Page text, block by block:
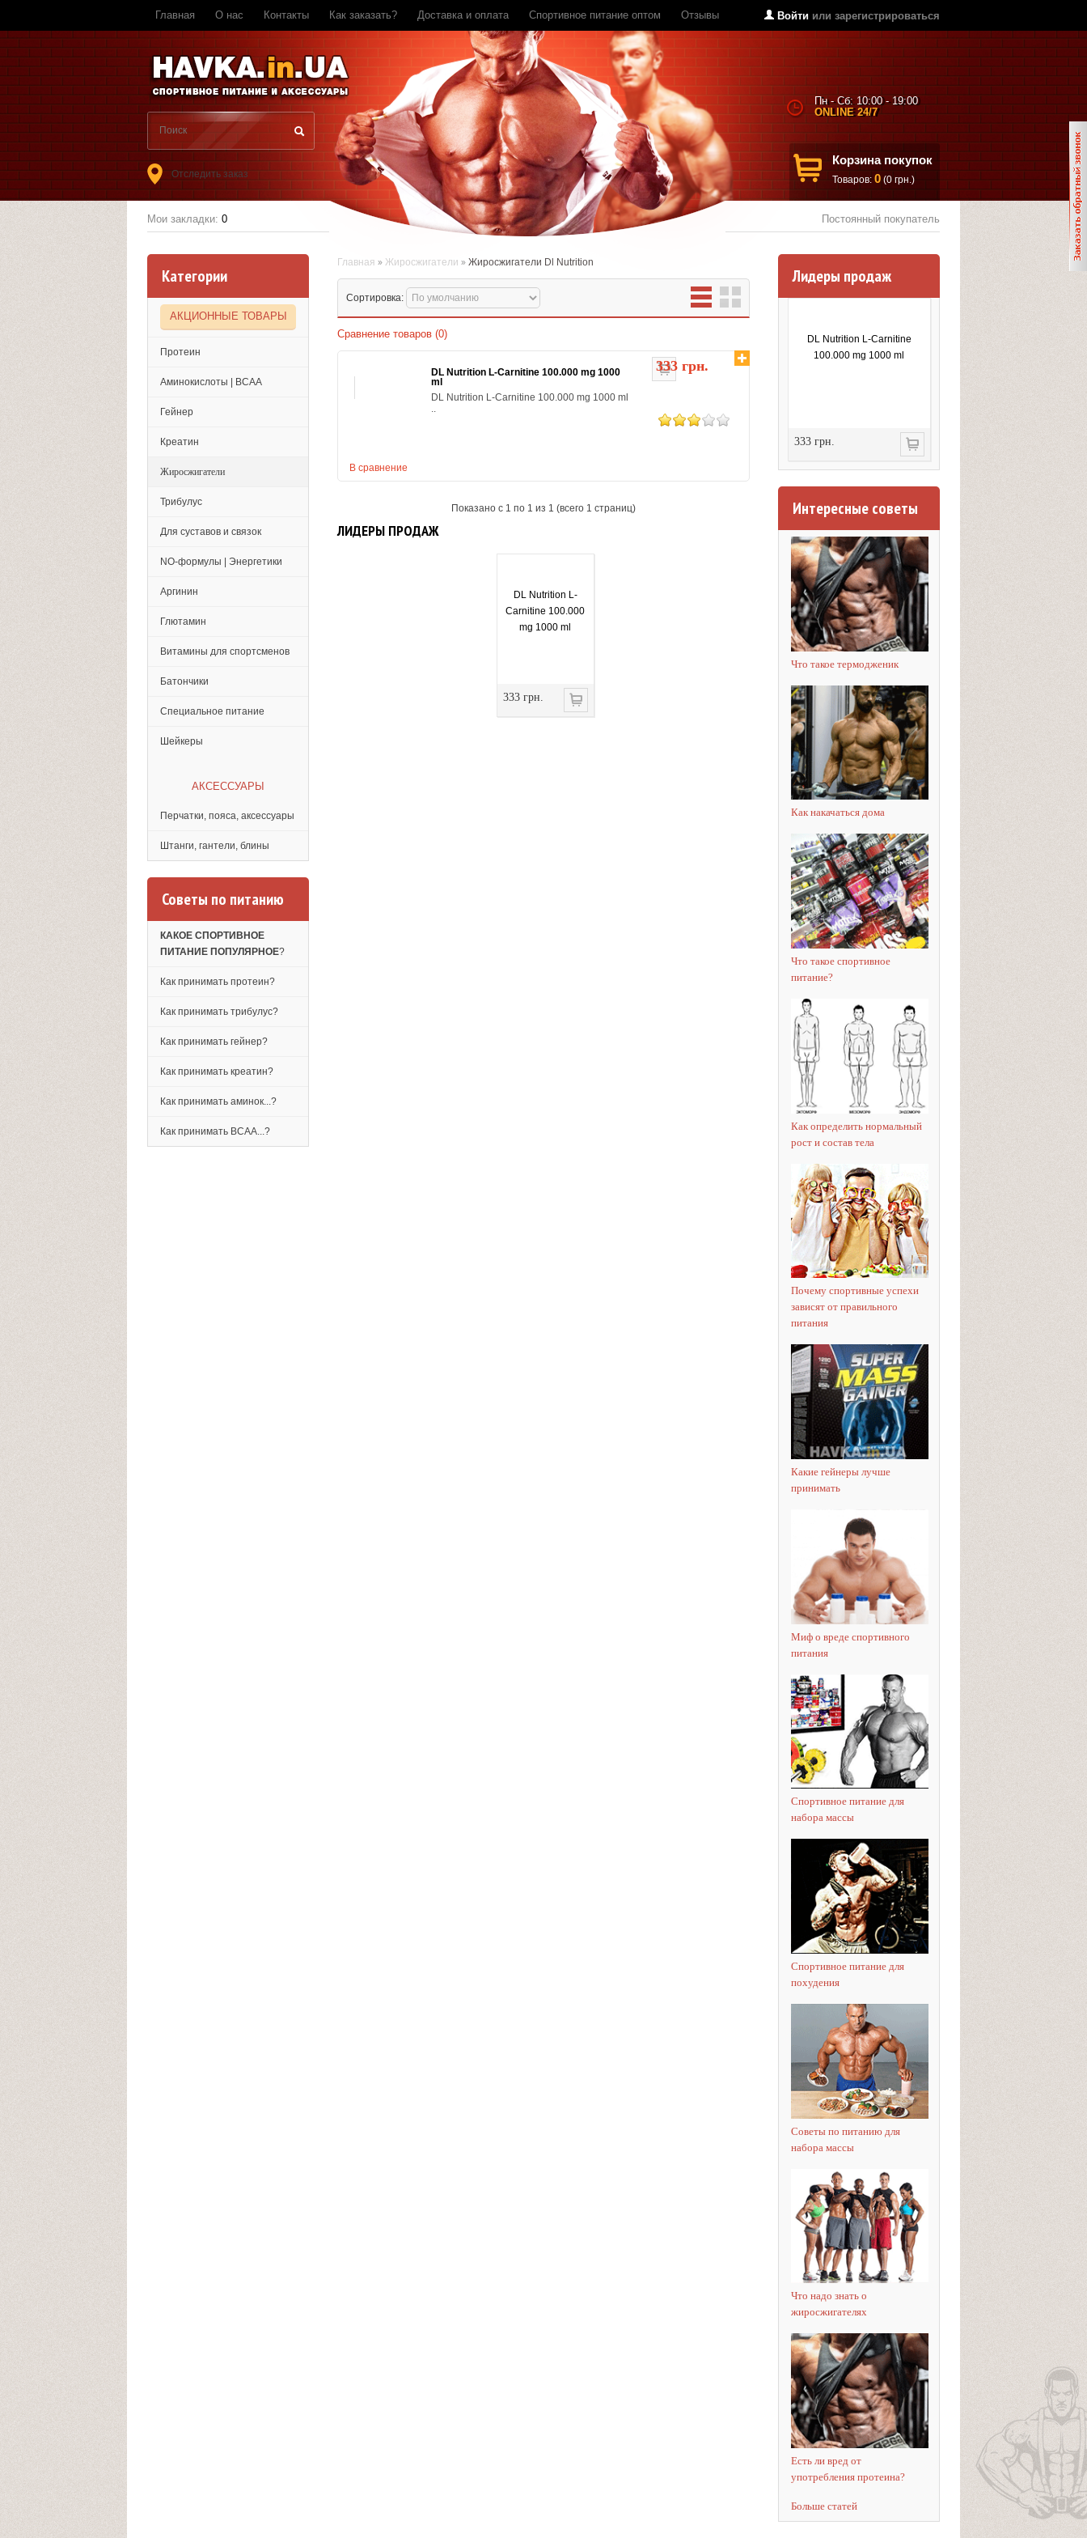
Главная О нас Контакты Как заказать? Доставка и оплата Спортивное питание оптом Отзывы Войти или зарегистрироваться
Пн - Сб: 10:00 - 19:00
ONLINE 24/7
Корзина покупок
Товаров: 0 (0 грн.)
Отследить заказ
Мои закладки: 0 Постоянный покупатель
Категории
АКЦИОННЫЕ ТОВАРЫ
Протеин
Аминокислоты | BCAA
Гейнер
Креатин
Жиросжигатели
Трибулус
Для суставов и связок
NO-формулы | Энергетики
Аргинин
Глютамин
Витамины для спортсменов
Батончики
Специальное питание
Шейкеры
АКСЕССУАРЫ
Перчатки, пояса, аксессуары
Штанги, гантели, блины
Советы по питанию
КАКОЕ СПОРТИВНОЕ
ПИТАНИЕ ПОПУЛЯРНОЕ?
Как принимать протеин?
Как принимать трибулус?
Как принимать гейнер?
Как принимать креатин?
Как принимать аминок...?
Как принимать BCAA...?
Лидеры продаж
DL Nutrition L-Carnitine
100.000 mg 1000 ml
333 грн.
Интересные советы
Что такое термодженик
Как накачаться дома
Что такое спортивное
питание?
Как определить нормальный
рост и состав тела
Почему спортивные успехи
зависят от правильного
питания
Какие гейнеры лучше
принимать
Миф о вреде спортивного
питания
Спортивное питание для
набора массы
Спортивное питание для
похудения
Советы по питанию для
набора массы
Что надо знать о
жиросжигателях
Есть ли вред от
употребления протеина?
Больше статей
Главная Жиросжигатели Жиросжигатели Dl Nutrition
Сортировка:
Сравнение товаров (0)
333 грн.
В сравнение
DL Nutrition L-Carnitine 100.000 mg 1000
ml
DL Nutrition L-Carnitine 100.000 mg 1000 ml
..
Показано с 1 по 1 из 1 (всего 1 страниц)
ЛИДЕРЫ ПРОДАЖ
DL Nutrition L-
Carnitine 100.000
mg 1000 ml
333 грн.